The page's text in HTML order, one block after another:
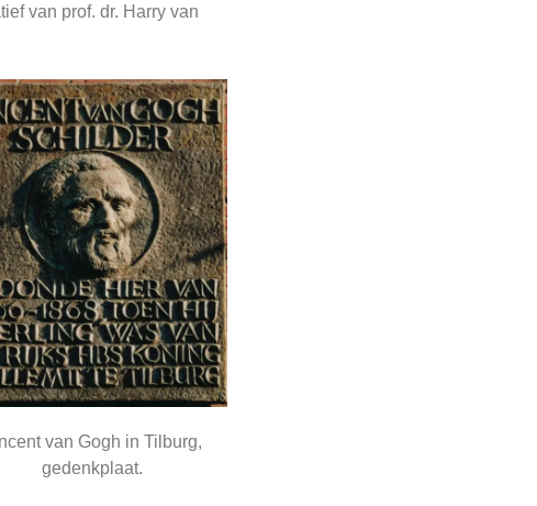
van prof. dr. Harry van
van Gogh in Tilburg,
gedenkplaat.